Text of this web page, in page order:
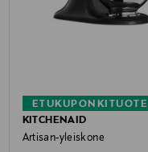
ETUKUPONKITUOTE
KITCHENAID
Artisan-yleiskone